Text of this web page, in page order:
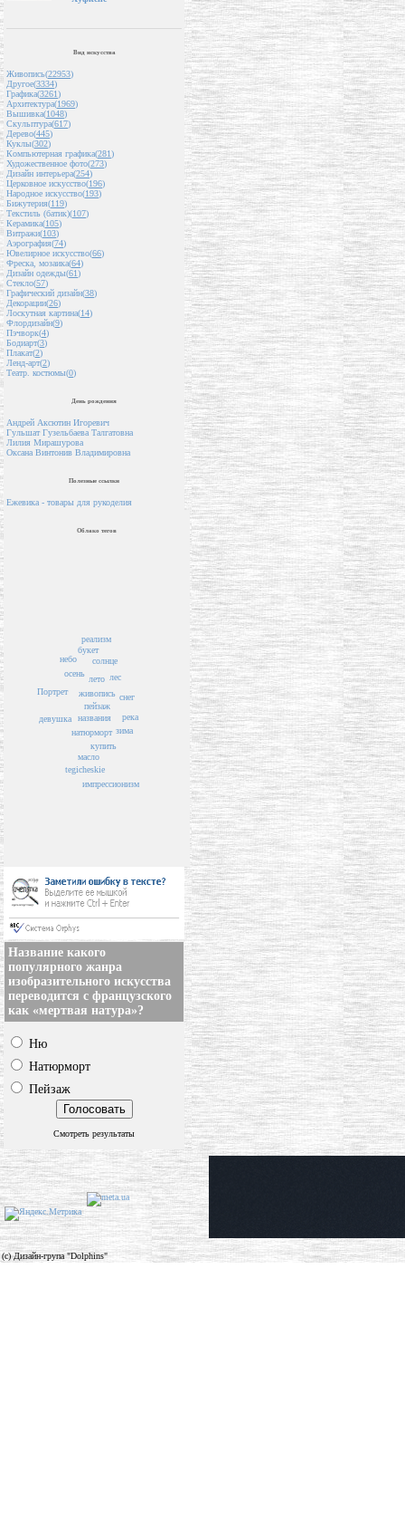
Вид искусства
Живопись(22953)
Другое(3334)
Графика(3261)
Архитектура(1969)
Вышивка(1048)
Скульптура(617)
Дерево(445)
Куклы(302)
Компьютерная графика(281)
Художественное фото(273)
Дизайн интерьера(254)
Церковное искусство(196)
Народное искусство(193)
Бижутерия(119)
Текстиль (батик)(107)
Керамика(105)
Витражи(103)
Аэрография(74)
Ювелирное искусство(66)
Фреска, мозаика(64)
Дизайн одежды(61)
Стекло(57)
Графический дизайн(38)
Декорации(26)
Лоскутная картина(14)
Флордизайн(9)
Пэчворк(4)
Бодиарт(3)
Плакат(2)
Ленд-арт(2)
Театр. костюмы(0)
День рождения
Андрей Аксютин Игоревич
Гульшат Гузельбаева Талгатовна
Лилия Мирашурова
Оксана Винтонив Владимировна
Полезные ссылки
Ежевика - товары для рукоделия
Облако тегов
пейзаж
названия
живопись
лето
натюрморт
купить
солнце
лес
зима
осень
букет
масло
река
снег
tegicheskie
реализм
небо
импрессионизм
Портрет
девушка
Название какого
популярного жанра
изобразительного искусства
переводится с французского
как «мертвая натура»?
Ню
Натюрморт
Пейзаж
Смотреть результаты
(c) Дизайн-група "Dolphins"